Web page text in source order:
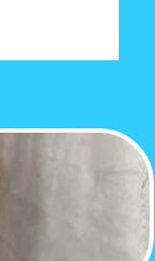
1本の手造りおの